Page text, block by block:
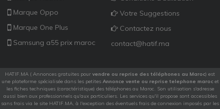
Marque Oppo
Marque One Plus
Samsung a55 prix maroc
Votre Suggestions
Contactez nous
contact@hatif.ma
HATIF.MA ( Annonces gratuites pour vendre ou reprise des téléphones au Maroc) est
une plateforme spécialisée dans les petites Annonce vente ou reprise telephone marocet
les fiches techniques (caractéristique) des téléphones au Maroc. Son utilisation s'adresse
aussi bien aux professionnels qu'aux particuliers. Les services qu'il propose sont accessibles
sans frais via le site HATIF.MA, à l'exception des éventuels frais de connexion imposés par les